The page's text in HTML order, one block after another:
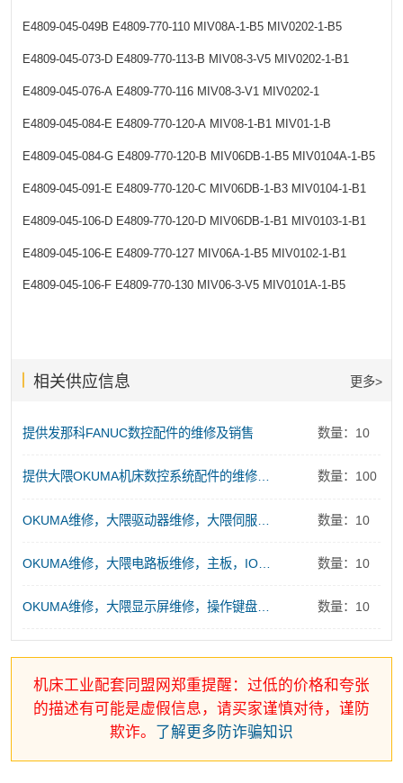
E4809-045-049B E4809-770-110 MIV08A-1-B5 MIV0202-1-B5
E4809-045-073-D E4809-770-113-B MIV08-3-V5 MIV0202-1-B1
E4809-045-076-A E4809-770-116 MIV08-3-V1 MIV0202-1
E4809-045-084-E E4809-770-120-A MIV08-1-B1 MIV01-1-B
E4809-045-084-G E4809-770-120-B MIV06DB-1-B5 MIV0104A-1-B5
E4809-045-091-E E4809-770-120-C MIV06DB-1-B3 MIV0104-1-B1
E4809-045-106-D E4809-770-120-D MIV06DB-1-B1 MIV0103-1-B1
E4809-045-106-E E4809-770-127 MIV06A-1-B5 MIV0102-1-B1
E4809-045-106-F E4809-770-130 MIV06-3-V5 MIV0101A-1-B5
相关供应信息 更多>
提供发那科FANUC数控配件的维修及销售 数量：10
提供大隈OKUMA机床数控系统配件的维修及销售服务 数量：100
OKUMA维修，大隈驱动器维修，大隈伺服电源维修 数量：10
OKUMA维修，大隈电路板维修，主板，IO板、存储板、控制板维修 数量：10
OKUMA维修，大隈显示屏维修，操作键盘维修 数量：10
机床工业配套同盟网郑重提醒：过低的价格和夸张
的描述有可能是虚假信息，请买家谨慎对待，谨防
欺诈。 了解更多防诈骗知识